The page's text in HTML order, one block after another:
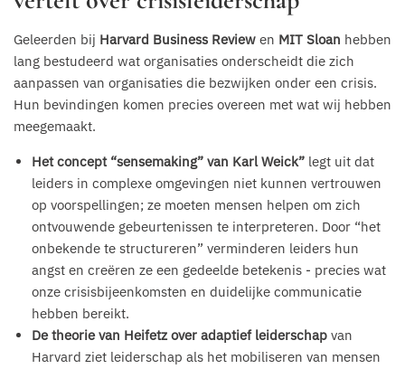
Geleerden bij Harvard Business Review en MIT Sloan hebben
lang bestudeerd wat organisaties onderscheidt die zich
aanpassen van organisaties die bezwijken onder een crisis.
Hun bevindingen komen precies overeen met wat wij hebben
meegemaakt.
Het concept “sensemaking” van Karl Weick” legt uit dat
leiders in complexe omgevingen niet kunnen vertrouwen
op voorspellingen; ze moeten mensen helpen om zich
ontvouwende gebeurtenissen te interpreteren. Door “het
onbekende te structureren” verminderen leiders hun
angst en creëren ze een gedeelde betekenis - precies wat
onze crisisbijeenkomsten en duidelijke communicatie
hebben bereikt.
De theorie van Heifetz over adaptief leiderschap van
Harvard ziet leiderschap als het mobiliseren van mensen